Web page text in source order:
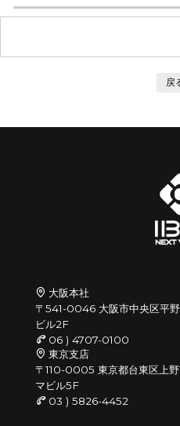
戻
大阪本社
〒541-0046 大阪市中央区平
ビル2F
06 ) 4707-0100
東京支店
〒110-0005 東京都台東区上野
マビル5F
03 ) 5826-4452